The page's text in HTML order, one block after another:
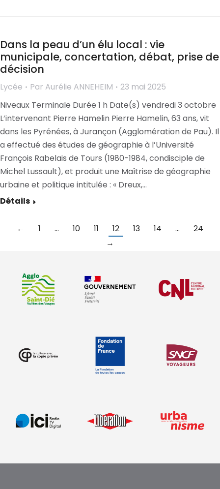
Dans la peau d’un élu local : vie
municipale, concertation, débat, prise de
décision
Lycée Par Aurélie ANNEHEIM
23 mai 2025
Niveaux Terminale Durée 1 h Date(s) vendredi 3 octobre
L’intervenant Pierre Hamelin Pierre Hamelin, 63 ans, vit
dans les Pyrénées, à Jurançon (Agglomération de Pau). Il
a effectué des études de géographie à l’Université
François Rabelais de Tours (1980-1984, condisciple de
Michel Lussault), et produit une Maîtrise de géographie
urbaine et politique intitulée : « Dreux,…
Détails
← 1 … 10 11 12 13 14 …
24
→